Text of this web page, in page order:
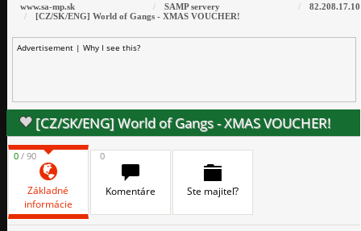
www.sa-mp.sk SAMP servery
82.208.17.10
[CZ/SK/ENG] World of Gangs - XMAS VOUCHER!
Advertisement | Why I see this?
[CZ/SK/ENG] World of Gangs - XMAS VOUCHER!
0/ 90
Základné
informácie
0
Komentáre Ste majiteľ?